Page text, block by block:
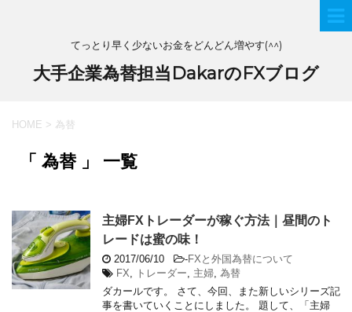
てっとり早く少ないお金をどんどん増やす(^^)
大手企業為替担当DakarのFXブログ
HOME > 為替
「 為替 」 一覧
主婦FXトレーダーが稼ぐ方法｜昼間のト
レードは蜜の味！
2017/06/10 -FXと外国為替について
FX
トレーダー 主婦 為替
ダカールです。 さて、今回、また新しいシリーズ記
事を書いていくことにしました。 題して、「主婦